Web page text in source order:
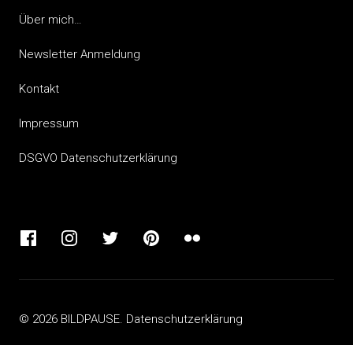
Über mich…
Newsletter Anmeldung
Kontakt
Impressum
DSGVO Datenschutzerklärung
FacebookInstagramTwitter PinterestFlickr
© 2026 BILDPAUSE. Datenschutzerklärung